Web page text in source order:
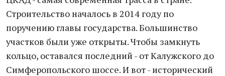
Строительство началось в 2014 году по
поручению главы государства. Большинство
участков были уже открыты. Чтобы замкнуть
кольцо, оставался последний - от Калужского до
Симферопольского шоссе. И вот - исторический